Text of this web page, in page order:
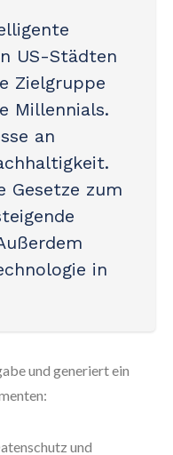
US-Städten
Zielgruppe
Millennials.
an
Gesetze zum
in
und generiert ein
und